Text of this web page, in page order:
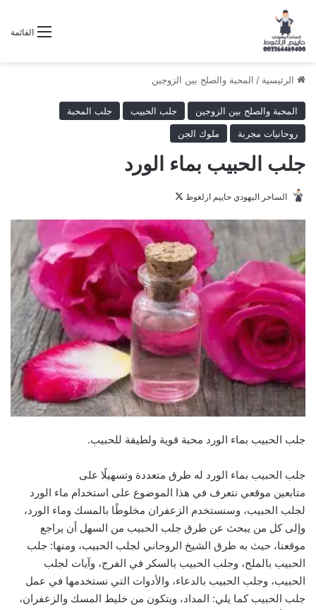
القائمة
الرئيسية / المحبة والصلح بين الزوجين
المحبة والصلح بين الزوجين جلب الحبيب
جلب المحبة
روحانيات مجربة
ملوك الجن
جلب الحبيب بماء الورد
الساحر اليهودي حاييم ازلغوط
X
جلب الحبيب بماء الورد محبة قوية ولطيفة للحبيب.
جلب الحبيب بماء الورد له طرق متعددة وتسهيلًا على
متابعين موقعي نتعرف في هذا الموضوع على استخدام ماء الورد
لجلب الحبيب، وسنستخدم الزعفران مخلوطًا بالمسك وماء الورد،
وإلى كل من يبحث عن طرق جلب الحبيب من السهل أن يراجع
موقعنا، حيث به طرق الشيخ الروحاني لجلب الحبيب، ومنها: جلب
الحبيب بالملح، وجلب الحبيب بالسكر في الفرج، وآيات لجلب
الحبيب، وجلب الحبيب بالدعاء، والأدوات التي نستخدمها في عمل
جلب الحبيب كما يلي: المداد، ويتكون من خليط المسك والزعفران،